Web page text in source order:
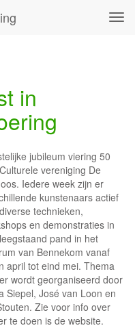
in
jubileum viering 50
vereniging De
Iedere week zijn er
kunstenaars actief
technieken,
en demonstraties in
pand in het
van Bennekom vanaf
april tot eind mei. Thema
wordt georganiseerd door
Siepel, José van Loon en
Zie voor info over
te doen is de website.